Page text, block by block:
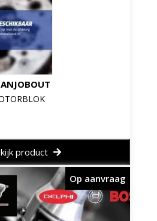
product
Op aanvraag